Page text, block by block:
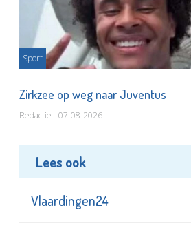
Sport
Zirkzee op weg naar Juventus
Redactie - 07-08-2026
Lees ook
Vlaardingen24